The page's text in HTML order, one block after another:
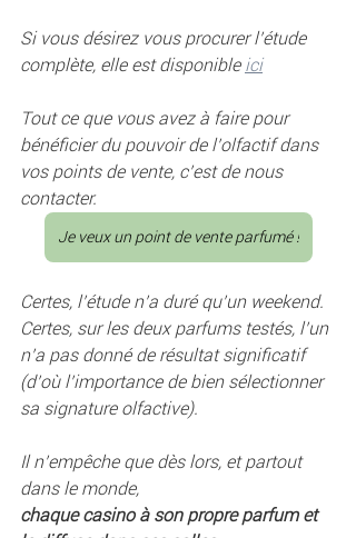
Si vous désirez vous procurer l’étude
complète, elle est disponible ici
Tout ce que vous avez à faire pour
bénéficier du pouvoir de l’olfactif dans
vos points de vente, c’est de nous
contacter.
Je veux un point de vente parfumé !
Certes, l’étude n’a duré qu’un weekend.
Certes, sur les deux parfums testés, l’un
n’a pas donné de résultat significatif
(d’où l’importance de bien sélectionner
sa signature olfactive).
Il n’empêche que dès lors, et partout
dans le monde,
chaque casino à son propre parfum et